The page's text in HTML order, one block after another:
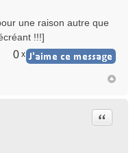
une raison autre que
!!!]
0 x
Citer